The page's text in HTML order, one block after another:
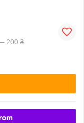
200 ₴